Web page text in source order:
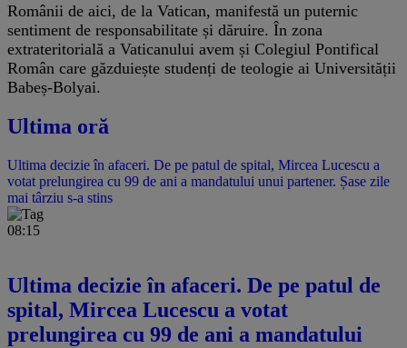
Românii de aici, de la Vatican, manifestă un puternic
sentiment de responsabilitate și dăruire. În zona
extrateritorială a Vaticanului avem și Colegiul Pontifical
Român care găzduiește studenți de teologie ai Universității
Babeș-Bolyai.
Ultima oră
Ultima decizie în afaceri. De pe patul de spital, Mircea Lucescu a
votat prelungirea cu 99 de ani a mandatului unui partener. Șase zile
mai târziu s-a stins
08:15
Ultima decizie în afaceri. De pe patul de
spital, Mircea Lucescu a votat
prelungirea cu 99 de ani a mandatului